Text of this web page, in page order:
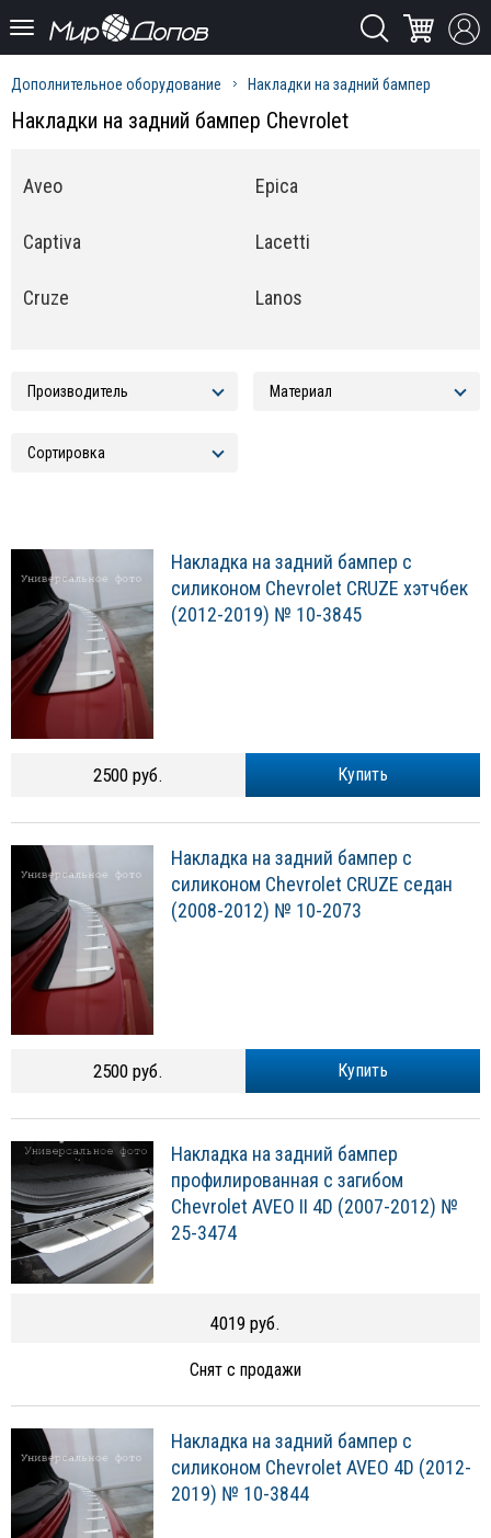
Дополнительное оборудование Накладки на задний бампер
Накладки на задний бампер Chevrolet
Aveo
Captiva
Cruze
Epica
Lacetti
Lanos
Накладка на задний бампер с
силиконом Chevrolet CRUZE хэтчбек
(2012-2019) № 10-3845
Купить
2500 руб.
Накладка на задний бампер с
силиконом Chevrolet CRUZE седан
(2008-2012) № 10-2073
Купить
2500 руб.
Накладка на задний бампер
профилированная с загибом
Chevrolet AVEO II 4D (2007-2012) №
25-3474
4019 руб.
Снят с продажи
Накладка на задний бампер с
силиконом Chevrolet AVEO 4D (2012-
2019) № 10-3844